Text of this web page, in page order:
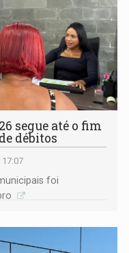
segue até o fim
débitos
foi